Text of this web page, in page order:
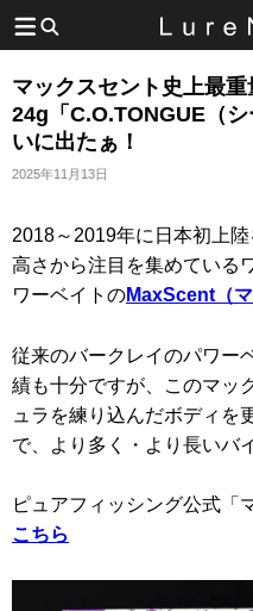
マックスセント史上最
24g「C.O.TONGUE（
いに出たぁ！
2025年11月13日
2018～2019年に日本初上
高さから注目を集めている
ワーベイトのMaxScent（
従来のバークレイのパワー
績も十分ですが、このマッ
ュラを練り込んだボディを
で、より多く・より長いバ
ピュアフィッシング公式「
こちら